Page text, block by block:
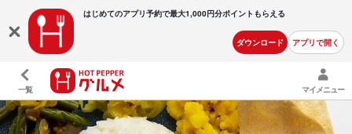
はじめてのアプリ予約で最大1,000円分ポイントもらえる
ダウンロード アプリで開く
一覧 マイメニュー